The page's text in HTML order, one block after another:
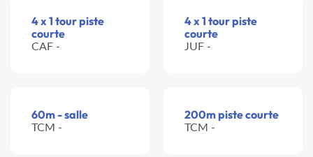
4 x 1 tour piste
courte
CAF -
4 x 1 tour piste
courte
JUF -
60m - salle
TCM -
200m piste courte
TCM -